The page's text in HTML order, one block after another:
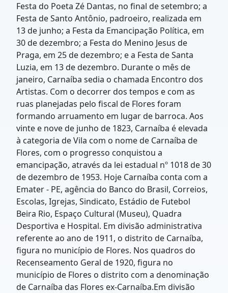
Festa do Poeta Zé Dantas, no final de setembro; a
Festa de Santo Antônio, padroeiro, realizada em
13 de junho; a Festa da Emancipação Política, em
30 de dezembro; a Festa do Menino Jesus de
Praga, em 25 de dezembro; e a Festa de Santa
Luzia, em 13 de dezembro. Durante o mês de
janeiro, Carnaíba sedia o chamada Encontro dos
Artistas. Com o decorrer dos tempos e com as
ruas planejadas pelo fiscal de Flores foram
formando arruamento em lugar de barroca. Aos
vinte e nove de junho de 1823, Carnaíba é elevada
à categoria de Vila com o nome de Carnaíba de
Flores, com o progresso conquistou a
emancipação, através da lei estadual nº 1018 de 30
de dezembro de 1953. Hoje Carnaíba conta com a
Emater - PE, agência do Banco do Brasil, Correios,
Escolas, Igrejas, Sindicato, Estádio de Futebol
Beira Rio, Espaço Cultural (Museu), Quadra
Desportiva e Hospital. Em divisão administrativa
referente ao ano de 1911, o distrito de Carnaíba,
figura no município de Flores. Nos quadros do
Recenseamento Geral de 1920, figura no
município de Flores o distrito com a denominação
de Carnaíba das Flores ex-Carnaíba.Em divisão